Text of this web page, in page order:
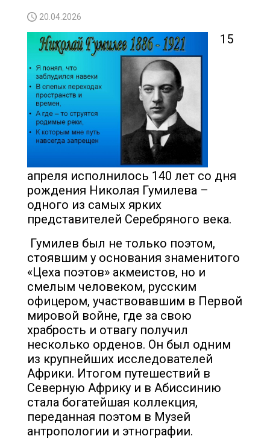
20.04.2026
15
апреля исполнилось 140 лет со дня
рождения Николая Гумилева –
одного из самых ярких
представителей Серебряного века.
Гумилев был не только поэтом,
стоявшим у основания знаменитого
«Цеха поэтов» акмеистов, но и
смелым человеком, русским
офицером, участвовавшим в Первой
мировой войне, где за свою
храбрость и отвагу получил
несколько орденов. Он был одним
из крупнейших исследователей
Африки. Итогом путешествий в
Северную Африку и в Абиссинию
стала богатейшая коллекция,
переданная поэтом в Музей
антропологии и этнографии.